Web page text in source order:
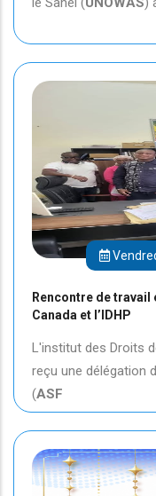
Rencontre de
Canada et l’IDHP
L'institut des Droits
reçu une délégation
(ASF